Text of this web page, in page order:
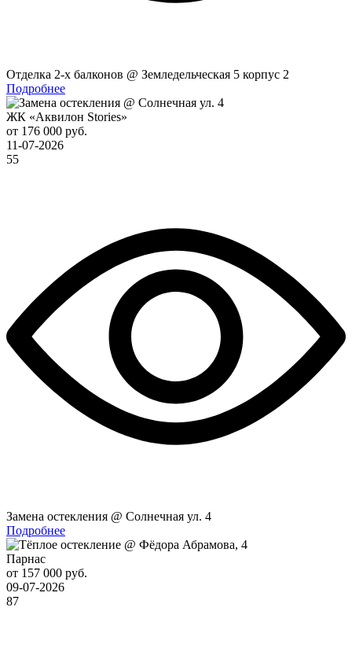
Отделка 2-x балконов @ Земледельческая 5 корпус 2
Подробнее
ЖК «Аквилон Stories»
от 176 000 руб.
11-07-2026
55
Замена остекления @ Солнечная ул. 4
Подробнее
Парнас
от 157 000 руб.
09-07-2026
87